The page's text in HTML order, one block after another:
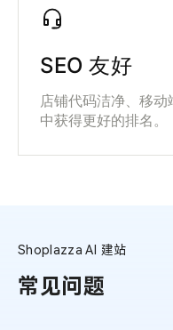
SEO 友好
店铺代码洁净、移
中获得更好的排名。
Shoplazza AI 建站
常见问题